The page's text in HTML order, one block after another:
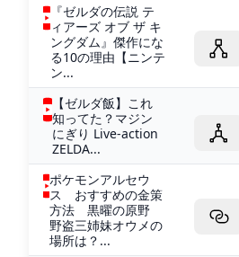
『ゼルダの伝説 テ
ィアーズ オブ ザ キ
ングダム』傑作にな
る10の理由【ニンテ
ン...
【ゼルダ飯】これ
知ってた？マジン
にぎり Live-action
ZELDA...
ポケモンアルセウ
ス おすすめの金策
方法 黒曜の原野
野盗三姉妹オウメの
場所は？...